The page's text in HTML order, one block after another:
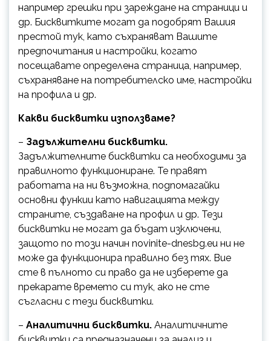
например грешки при зареждане на страници и
др. Бисквитките могат да подобрят Вашия
престой тук, като съхраняват Вашите
предпочитания и настройки, когато
посещавате определена страница, например,
съхраняване на потребителско име, настройки
на профила и др.
Какви бисквитки използваме?
– Задължителни бисквитки.
Задължителните бисквитки са необходими за
правилното функциониране. Те правят
работата на ни възможна, подпомагайки
основни функии като навигацията между
страните, създаване на профил и др. Тези
бисквитки не могат да бъдат изключени,
защото по този начин novinite-dnesbg.eu ни не
може да функционира правилно без тях. Вие
сте в пълното си право да не изберете да
прекарате времето си тук, ако не сте
съгласни с тези бисквитки.
– Аналитични бисквитки. Аналитичните